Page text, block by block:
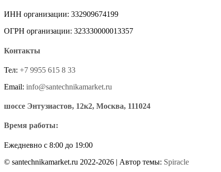
ИНН организации: 332909674199
ОГРН организации: 323330000013357
Контакты
Тел: +7 9955 615 8 33
Email: info@santechnikamarket.ru
шоссе Энтузиастов, 12к2, Москва, 111024
Время работы:
Ежедневно с 8:00 до 19:00
© santechnikamarket.ru 2022-2026 | Автор темы: Spiracle